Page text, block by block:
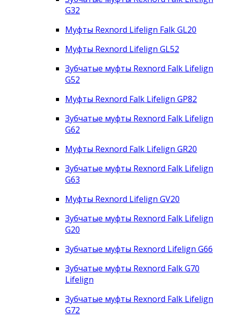
G32
Муфты Rexnord Lifelign Falk GL20
Муфты Rexnord Lifelign GL52
Зубчатые муфты Rexnord Falk Lifelign
G52
Муфты Rexnord Falk Lifelign GP82
Зубчатые муфты Rexnord Falk Lifelign
G62
Муфты Rexnord Falk Lifelign GR20
Зубчатые муфты Rexnord Falk Lifelign
G63
Муфты Rexnord Lifelign GV20
Зубчатые муфты Rexnord Falk Lifelign
G20
Зубчатые муфты Rexnord Lifelign G66
Зубчатые муфты Rexnord Falk G70
Lifelign
Зубчатые муфты Rexnord Falk Lifelign
G72